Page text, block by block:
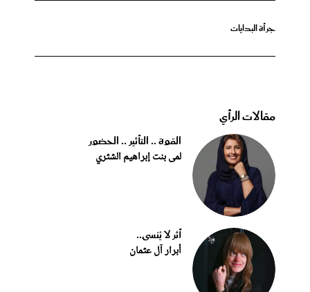
جرأة البدايات
مقالات الرأي
القوة .. التأثير .. الحضور
لمى بنت إبراهيم الشثري
أثر لا يُنسى..
أبرار آل عثمان